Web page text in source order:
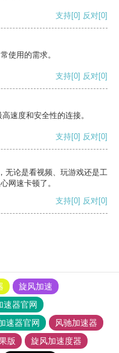
支持[0] 反对[0]
使用的需求。
支持[0] 反对[0]
速度和安全性的连接。
支持[0] 反对[0]
无论是看视频、玩游戏还是工
网速卡顿了。
支持[0] 反对[0]
旋风加速
速器官网
速器官网
风驰加速器
版 旋风加速度器